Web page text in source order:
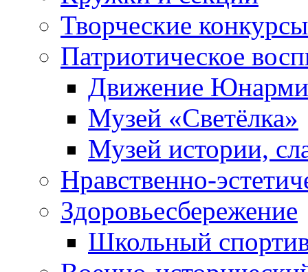
Творческие конкурсы
Патриотическое
Движение
Музей «Светёлка»
Музей истории,
Нравственно-
Здоровьесбережение
Школьный